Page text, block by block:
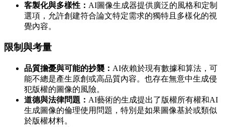
客製化與多樣性： AI圖像生成器提供廣泛的風格和定制
選項，允許創建符合論文特定需求的獨特且多樣化的視
覺內容。
限制與考量
品質擔憂與可能的抄襲： AI依賴於現有數據和算法，可
能不總是產生原創或高品質內容。也存在無意中生成侵
犯版權的圖像的風險。
道德與法律問題： AI藝術的生成提出了版權所有權和AI
生成圖像的倫理使用問題，特別是如果圖像基於或類似
於版權材料。